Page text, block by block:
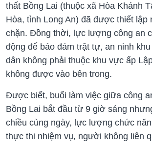
thất Bồng Lai (thuộc xã Hòa Khánh
Hòa, tỉnh Long An) đã được thiết lập
chặn. Đồng thời, lực lượng công an
động để bảo đảm trật tự, an ninh
dân không phải thuộc khu vực ấp
không được vào bên trong.
Được biết, buổi làm việc giữa công
Bồng Lai bắt đầu từ 9 giờ sáng
chiều cùng ngày, lực lượng chức
thực thi nhiệm vụ, người không liên